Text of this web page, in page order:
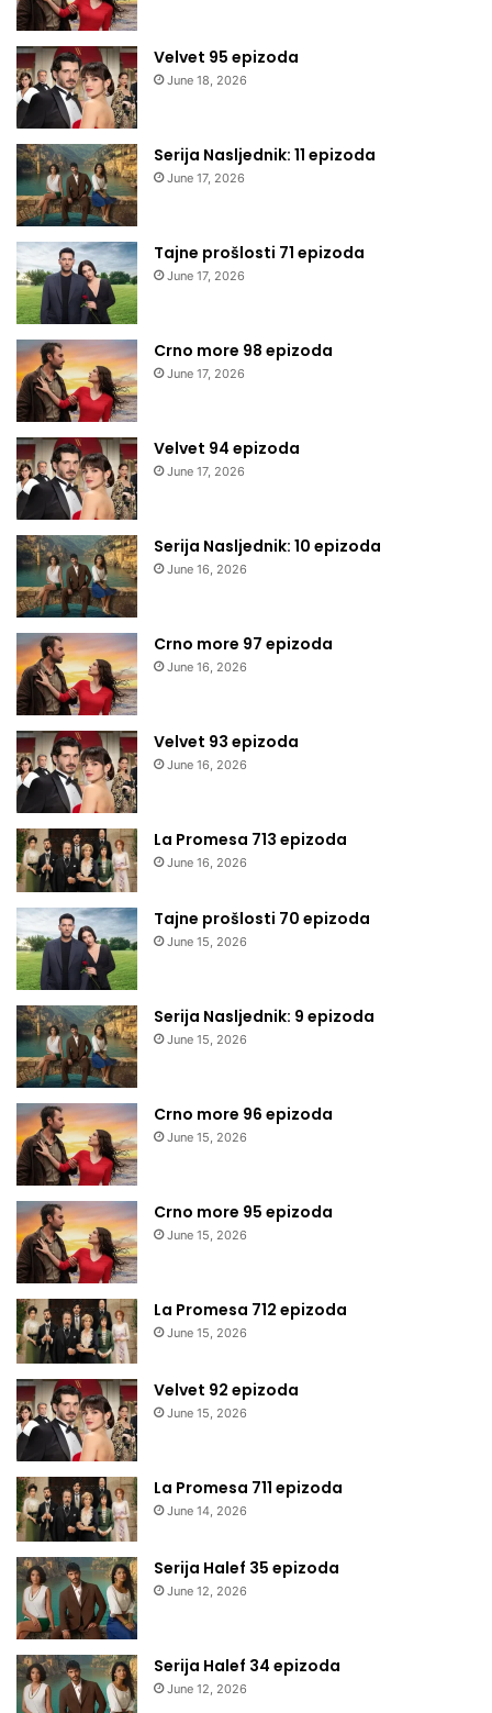
Velvet 95 epizoda
June 18, 2026
Serija Nasljednik: 11 epizoda
June 17, 2026
Tajne prošlosti 71 epizoda
June 17, 2026
Crno more 98 epizoda
June 17, 2026
Velvet 94 epizoda
June 17, 2026
Serija Nasljednik: 10 epizoda
June 16, 2026
Crno more 97 epizoda
June 16, 2026
Velvet 93 epizoda
June 16, 2026
La Promesa 713 epizoda
June 16, 2026
Tajne prošlosti 70 epizoda
June 15, 2026
Serija Nasljednik: 9 epizoda
June 15, 2026
Crno more 96 epizoda
June 15, 2026
Crno more 95 epizoda
June 15, 2026
La Promesa 712 epizoda
June 15, 2026
Velvet 92 epizoda
June 15, 2026
La Promesa 711 epizoda
June 14, 2026
Serija Halef 35 epizoda
June 12, 2026
Serija Halef 34 epizoda
June 12, 2026